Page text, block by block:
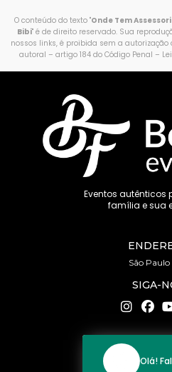
O conteúdo do texto "Onde Tem
Bibi" é de direito reservado. Sua
nossos links, é proibida sem a
autoral – artigo 184 do Código Penal –
Eventos autênticos
família e sua
São Paulo
SIGA-
(11)
Olá!